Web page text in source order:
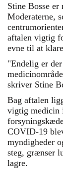
Stine Bosse
Moderaterne,
aftalen vigtig
evne til at
"Endelig er
skriver Stine
Bag aftalen
vigtig medicin
COVID-19
myndigheder
steg, grænser
lagre.